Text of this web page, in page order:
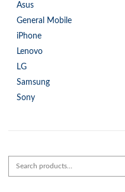
Asus
General Mobile
iPhone
Lenovo
LG
Samsung
Sony
Search for: